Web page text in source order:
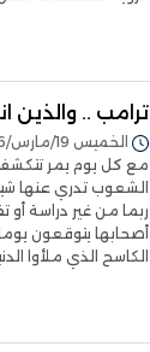
ترامب ..
الخميس 19/مارس/2026 - 12:38 م
مع كل يوم يمر
الشعوب تدري عنها
ربما من غير دراسة أو
أصحابها يتوقعون
الكاسح الذي ملأوا